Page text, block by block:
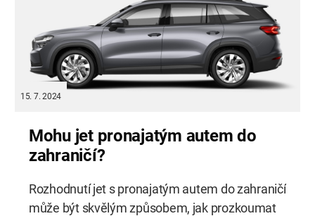
15. 7. 2024
Mohu jet pronajatým autem do
zahraničí?
Rozhodnutí jet s pronajatým autem do zahraničí
může být skvělým způsobem, jak prozkoumat